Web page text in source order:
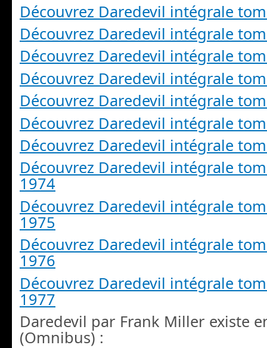
Découvrez Daredevil intégrale
Découvrez Daredevil intégrale
Découvrez Daredevil intégrale
Découvrez Daredevil intégrale
Découvrez Daredevil intégrale
Découvrez Daredevil intégrale
Découvrez Daredevil intégrale
Découvrez Daredevil intégrale
1974
Découvrez Daredevil intégrale
1975
Découvrez Daredevil intégrale
1976
Découvrez Daredevil intégrale
1977
Daredevil par Frank Miller existe
(Omnibus) :